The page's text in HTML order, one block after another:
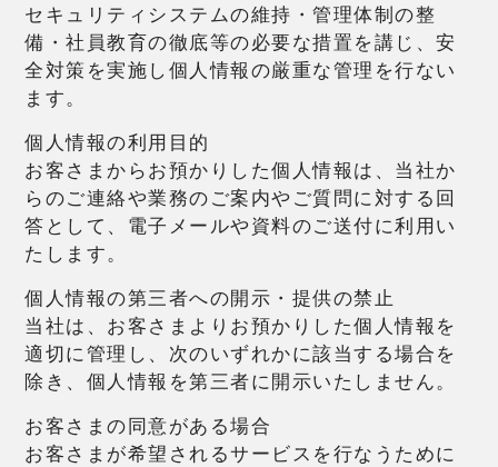
セキュリティシステムの維持・管理体制の整
備・社員教育の徹底等の必要な措置を講じ、安
全対策を実施し個人情報の厳重な管理を行ない
ます。
個人情報の利用目的
お客さまからお預かりした個人情報は、当社か
らのご連絡や業務のご案内やご質問に対する回
答として、電子メールや資料のご送付に利用い
たします。
個人情報の第三者への開示・提供の禁止
当社は、お客さまよりお預かりした個人情報を
適切に管理し、次のいずれかに該当する場合を
除き、個人情報を第三者に開示いたしません。
お客さまの同意がある場合
お客さまが希望されるサービスを行なうために